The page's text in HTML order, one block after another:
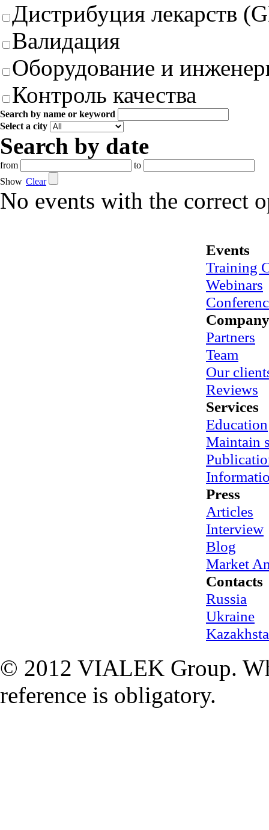
Дистрибуция лекарств
Валидация
Оборудование и
Контроль качества
Search by name or keyword
Select a city
Search by date
from
to
Show Clear
No events with the correct
Events
Training
Webinars
Company
Partners
Team
Our
Reviews
Services
Education
Maintain
Press
Articles
Interview
Blog
Market
Contacts
Russia
Ukraine
© 2012 VIALEK Group.
reference is obligatory.